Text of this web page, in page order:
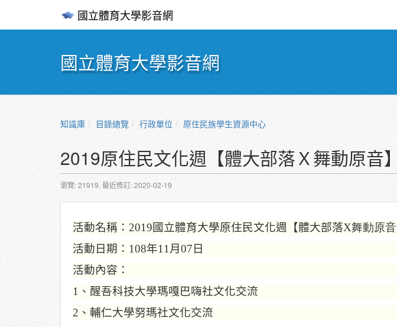
國立體育大學影音網
國立體育大學影音網
知識庫 目錄總覽 行政單位 原住民族學生資源中心
2019原住民文化週【體大部落Ｘ舞動原音】
瀏覽: 21919, 最近修訂: 2020-02-19
活動名稱： 2019國立體育大學原住民文化週【體大部落X舞動原音
活動日期： 108年11月07日
活動內容：
1 、 醒吾科技大學瑪嘎巴嗨社文化交流
2、輔仁大學努瑪社文化交流